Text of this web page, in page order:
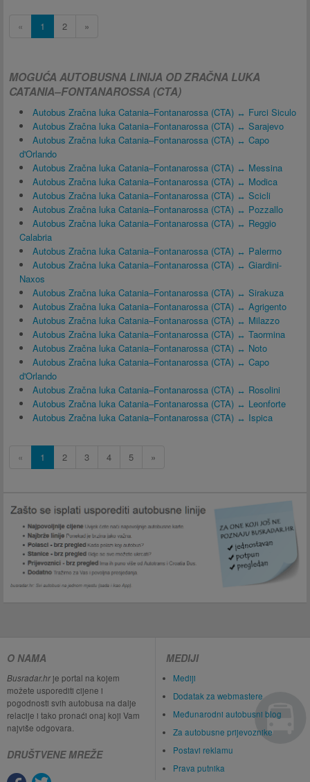
« 1 2 »
MOGUĆA AUTOBUSNA LINIJA OD ZRAČNA LUKA
CATANIA–FONTANAROSSA (CTA)
Autobus Zračna luka Catania–Fontanarossa (CTA) ↔ Furci Siculo
Autobus Zračna luka Catania–Fontanarossa (CTA) ↔ Sarajevo
Autobus Zračna luka Catania–Fontanarossa (CTA) ↔ Capo
d'Orlando
Autobus Zračna luka Catania–Fontanarossa (CTA) ↔ Messina
Autobus Zračna luka Catania–Fontanarossa (CTA) ↔ Modica
Autobus Zračna luka Catania–Fontanarossa (CTA) ↔ Scicli
Autobus Zračna luka Catania–Fontanarossa (CTA) ↔ Pozzallo
Autobus Zračna luka Catania–Fontanarossa (CTA) ↔ Reggio
Calabria
Autobus Zračna luka Catania–Fontanarossa (CTA) ↔ Palermo
Autobus Zračna luka Catania–Fontanarossa (CTA) ↔ Giardini-
Naxos
Autobus Zračna luka Catania–Fontanarossa (CTA) ↔ Sirakuza
Autobus Zračna luka Catania–Fontanarossa (CTA) ↔ Agrigento
Autobus Zračna luka Catania–Fontanarossa (CTA) ↔ Milazzo
Autobus Zračna luka Catania–Fontanarossa (CTA) ↔ Taormina
Autobus Zračna luka Catania–Fontanarossa (CTA) ↔ Noto
Autobus Zračna luka Catania–Fontanarossa (CTA) ↔ Capo
d'Orlando
Autobus Zračna luka Catania–Fontanarossa (CTA) ↔ Rosolini
Autobus Zračna luka Catania–Fontanarossa (CTA) ↔ Leonforte
Autobus Zračna luka Catania–Fontanarossa (CTA) ↔ Ispica
« 1 2 3 4 5 »
O NAMA
Busradar.hrje portal na kojem
možete usporediti cijene i
pogodnosti svih autobusa na dalje
relacije i tako pronaći onaj koji Vam
najviše odgovara.
DRUŠTVENE MREŽE
MEDIJI
Mediji
Dodatak za webmastere
Međunarodni autobusni blog
Za autobusne prijevoznike
Postavi reklamu
Prava putnika